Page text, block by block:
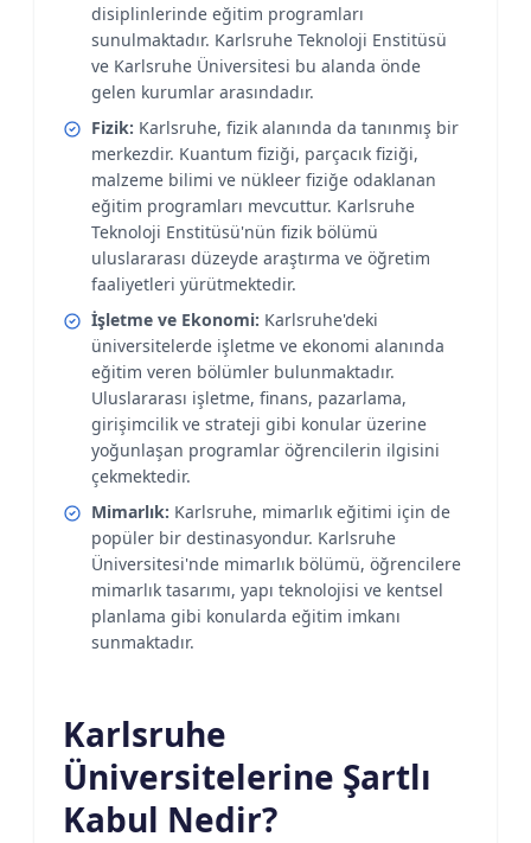
disiplinlerinde eğitim programları
sunulmaktadır. Karlsruhe Teknoloji Enstitüsü
ve Karlsruhe Üniversitesi bu alanda önde
gelen kurumlar arasındadır.
Fizik: Karlsruhe, fizik alanında da tanınmış bir
merkezdir. Kuantum fiziği, parçacık fiziği,
malzeme bilimi ve nükleer fiziğe odaklanan
eğitim programları mevcuttur. Karlsruhe
Teknoloji Enstitüsü'nün fizik bölümü
uluslararası düzeyde araştırma ve öğretim
faaliyetleri yürütmektedir.
İşletme ve Ekonomi: Karlsruhe'deki
üniversitelerde işletme ve ekonomi alanında
eğitim veren bölümler bulunmaktadır.
Uluslararası işletme, finans, pazarlama,
girişimcilik ve strateji gibi konular üzerine
yoğunlaşan programlar öğrencilerin ilgisini
çekmektedir.
Mimarlık: Karlsruhe, mimarlık eğitimi için de
popüler bir destinasyondur. Karlsruhe
Üniversitesi'nde mimarlık bölümü, öğrencilere
mimarlık tasarımı, yapı teknolojisi ve kentsel
planlama gibi konularda eğitim imkanı
sunmaktadır.
Karlsruhe
Üniversitelerine Şartlı
Kabul Nedir?